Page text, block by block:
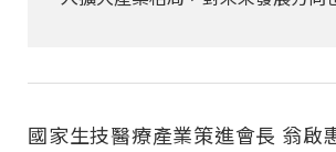
國家生技醫療產業策進會長 翁啟